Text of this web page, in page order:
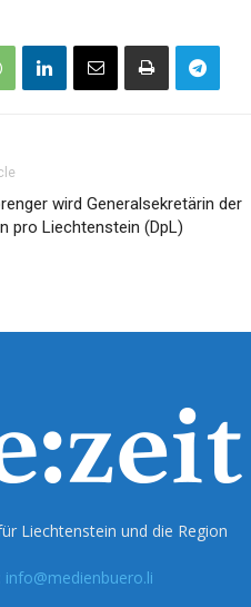
wird Generalsekretärin der
pro Liechtenstein (DpL)
Liechtenstein und die Region
info@medienbuero.li